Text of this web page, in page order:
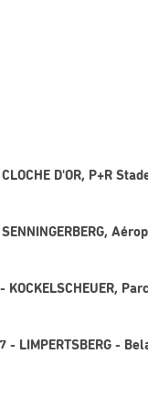
D'OR, P+R
- LIMPERTSBERG -